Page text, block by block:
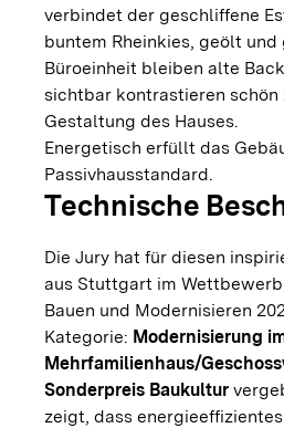
verbindet der geschliffene
buntem Rheinkies, geölt
Büroeinheit bleiben alte
sichtbar kontrastieren
Gestaltung des Hauses.
Energetisch erfüllt das
Passivhausstandard.
Technische
Die Jury hat für diesen
aus Stuttgart im
Bauen und Modernisieren
Kategorie: Modernisierung
Mehrfamilienhaus/
Sonderpreis Baukultur
zeigt, dass